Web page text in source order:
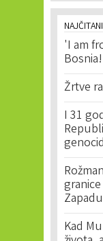
'I am
Žrtve
I 31
Zapadu
Kad